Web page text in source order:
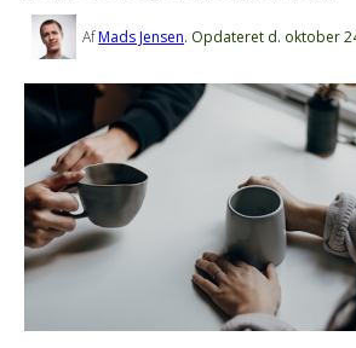
AfMads Jensen. Opdateret d. oktober